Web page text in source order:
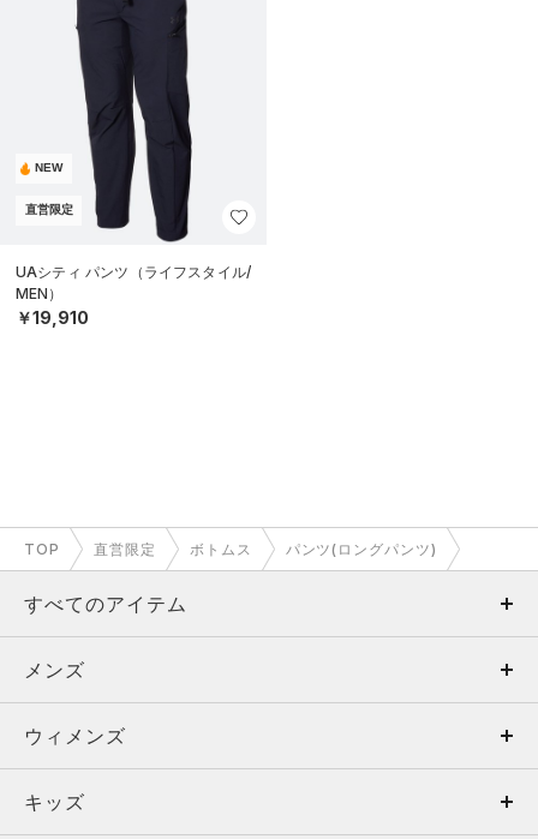
NEW
直営限定
UAシティ パンツ（ライフスタイル/
MEN）
￥19,910
TOP 直営限定 ボトムス パンツ(ロングパンツ)
すべてのアイテム
メンズ
ウィメンズ
キッズ
メンズ
トップス
ボトムス
ウィメンズ
トップス
キッズ